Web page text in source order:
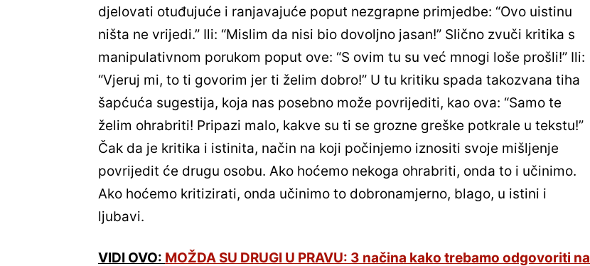
djelovati otuđujuće i ranjavajuće poput nezgrapne primjedbe: “Ovo uistinu
ništa ne vrijedi.” Ili: “Mislim da nisi bio dovoljno jasan!” Slično zvuči kritika s
manipulativnom porukom poput ove: “S ovim tu su već mnogi loše prošli!” Ili:
“Vjeruj mi, to ti govorim jer ti želim dobro!” U tu kritiku spada takozvana tiha
šapćuća sugestija, koja nas posebno može povrijediti, kao ova: “Samo te
želim ohrabriti! Pripazi malo, kakve su ti se grozne greške potkrale u tekstu!”
Čak da je kritika i istinita, način na koji počinjemo iznositi svoje mišljenje
povrijedit će drugu osobu. Ako hoćemo nekoga ohrabriti, onda to i učinimo.
Ako hoćemo kritizirati, onda učinimo to dobronamjerno, blago, u istini i
ljubavi.
VIDI OVO: MOŽDA SU DRUGI U PRAVU: 3 načina kako trebamo odgovoriti na